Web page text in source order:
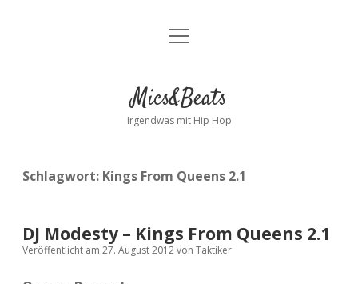
Kontakt
facebookinstagram
bandcamp
spotify
Menü
Mics&Beats
Irgendwas mit Hip Hop
Schlagwort: Kings From Queens 2.1
DJ Modesty – Kings From Queens 2.1
Veröffentlicht am 27. August 2012von Taktiker